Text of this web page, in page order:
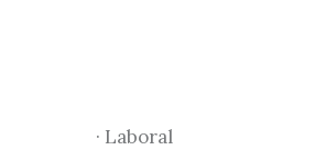
· Laboral